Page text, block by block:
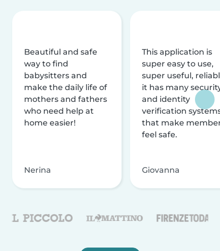
Beautiful and safe
way to find
babysitters and
make the daily life of
mothers and fathers
who need help at
home easier!
Nerina
This application is
super easy to use,
super useful,
it has many
and identity
verification
that make
feel safe.
Giovanna